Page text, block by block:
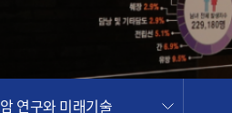
암 연구와 미래기술